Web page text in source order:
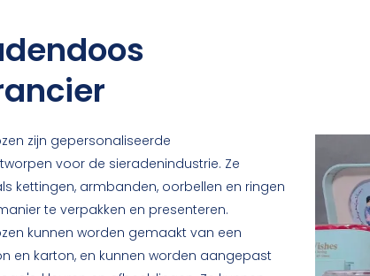
zijn gepersonaliseerde
voor de sieradenindustrie. Ze
kettingen, armbanden, oorbellen en ringen
te verpakken en presenteren.
kunnen worden gemaakt van een
en karton, en kunnen worden aangepast